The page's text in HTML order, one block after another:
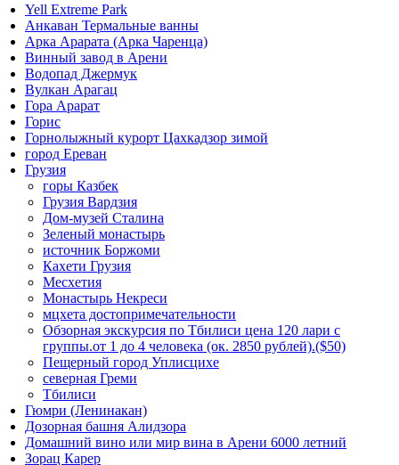
Yell Extreme Park
Анкаван Термальные ванны
Арка Арарата (Арка Чаренца)
Винный завод в Арени
Водопад Джермук
Вулкан Арагац
Гора Арарат
Горис
Горнолыжный курорт Цахкадзор зимой
город Ереван
Грузия
горы Казбек
Грузия Вардзия
Дом-музей Сталина
Зеленый монастырь
источник Боржоми
Кахети Грузия
Месхетия
Монастырь Некреси
мцхета достопримечательности
Обзорная экскурсия по Тбилиси цена 120 лари с
группы.от 1 до 4 человека (ок. 2850 рублей).($50)
Пещерный город Уплисцихе
северная Греми
Тбилиси
Гюмри (Ленинакан)
Дозорная башня Алидзора
Домашний вино или мир вина в Арени 6000 летний
Зорац Карер